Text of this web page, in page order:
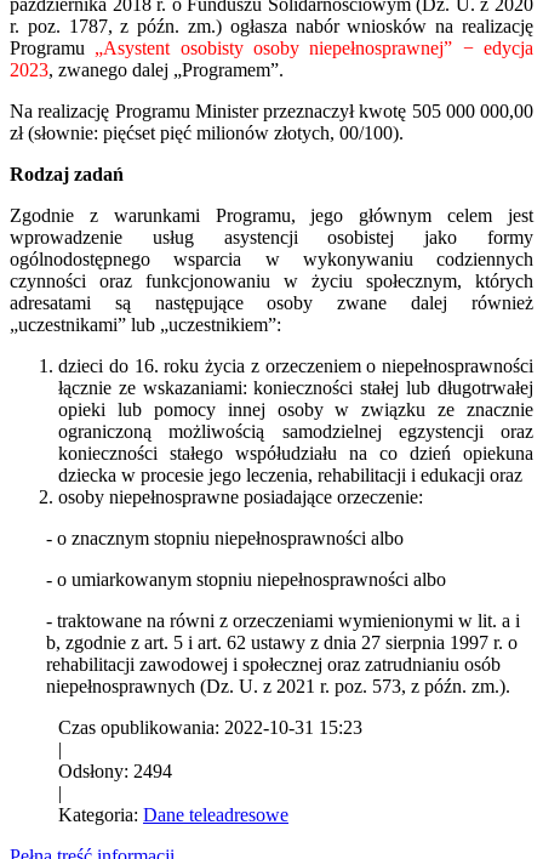
r. poz. 1787, z późn. zm.) ogłasza nabór wniosków na realizację
Programu „Asystent osobisty osoby niepełnosprawnej” − edycja
2023, zwanego dalej „Programem”.
Na realizację Programu Minister przeznaczył kwotę 505 000 000,00
zł (słownie: pięćset pięć milionów złotych, 00/100).
Rodzaj zadań
Zgodnie z warunkami Programu, jego głównym celem jest
wprowadzenie usług asystencji osobistej jako formy
ogólnodostępnego wsparcia w wykonywaniu codziennych
czynności oraz funkcjonowaniu w życiu społecznym, których
adresatami są następujące osoby zwane dalej również
„uczestnikami” lub „uczestnikiem”:
dzieci do 16. roku życia z orzeczeniem o niepełnosprawności
łącznie ze wskazaniami: konieczności stałej lub długotrwałej
opieki lub pomocy innej osoby w związku ze znacznie
ograniczoną możliwością samodzielnej egzystencji oraz
konieczności stałego współudziału na co dzień opiekuna
dziecka w procesie jego leczenia, rehabilitacji i edukacji oraz
osoby niepełnosprawne posiadające orzeczenie:
- o znacznym stopniu niepełnosprawności albo
- o umiarkowanym stopniu niepełnosprawności albo
- traktowane na równi z orzeczeniami wymienionymi w lit. a i
b, zgodnie z art. 5 i art. 62 ustawy z dnia 27 sierpnia 1997 r. o
rehabilitacji zawodowej i społecznej oraz zatrudnianiu osób
niepełnosprawnych (Dz. U. z 2021 r. poz. 573, z późn. zm.).
Czas opublikowania: 2022-10-31 15:23
|
Odsłony: 2494
|
Kategoria: Dane teleadresowe